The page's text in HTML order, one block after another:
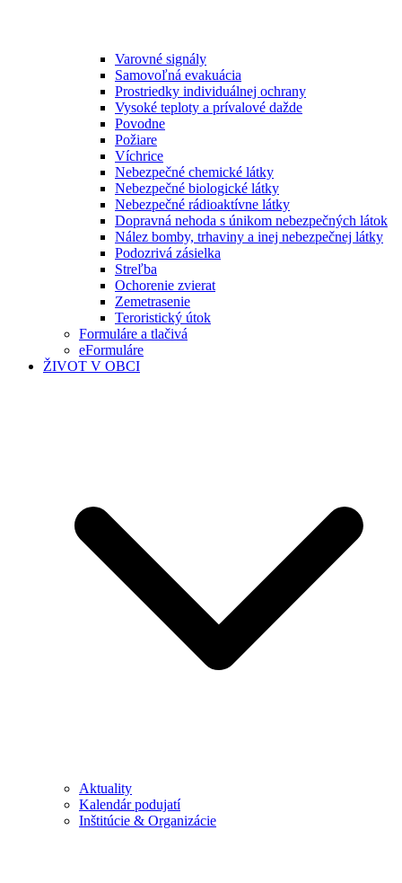
Varovné signály
Samovoľná evakuácia
Prostriedky individuálnej ochrany
Vysoké teploty a prívalové dažde
Povodne
Požiare
Víchrice
Nebezpečné chemické látky
Nebezpečné biologické látky
Nebezpečné rádioaktívne látky
Dopravná nehoda s únikom nebezpečných látok
Nález bomby, trhaviny a inej nebezpečnej látky
Podozrivá zásielka
Streľba
Ochorenie zvierat
Zemetrasenie
Teroristický útok
Formuláre a tlačivá
eFormuláre
ŽIVOT V OBCI
Aktuality
Kalendár podujatí
Inštitúcie & Organizácie